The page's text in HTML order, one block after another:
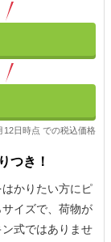
日時点 での税込価格
つき！
かりたい方にピ
イズで、荷物が
式ではありませ